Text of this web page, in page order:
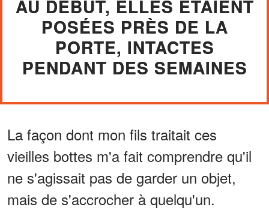
AU DÉBUT, ELLES ÉTAIENT
POSÉES PRÈS DE LA
PORTE, INTACTES
PENDANT DES SEMAINES
La façon dont mon fils traitait ces
vieilles bottes m'a fait comprendre qu'il
ne s'agissait pas de garder un objet,
mais de s'accrocher à quelqu'un.